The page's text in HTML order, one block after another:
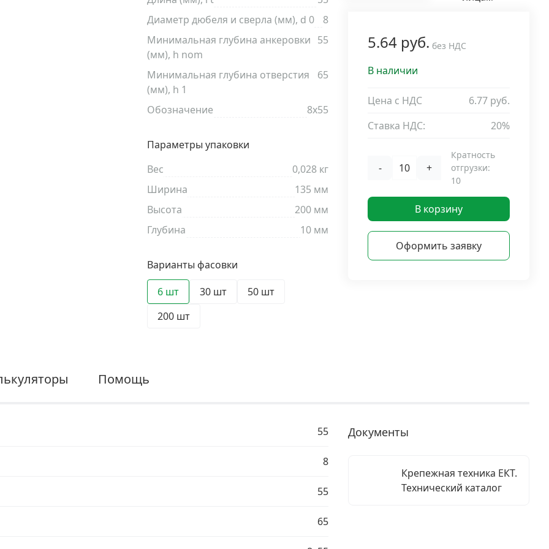
Диаметр дюбеля и сверла (мм), d 0
8
Минимальная глубина анкеровки
(мм), h nom
55
Минимальная глубина отверстия
(мм), h 1
65
Обозначение 8х55
Параметры упаковки
Вес
0,028 кг
Ширина
135 мм
Высота
200 мм
Глубина
10 мм
Варианты фасовки
6 шт
30 шт
50 шт
200 шт
5.64 руб. без НДС
В наличии
Цена с НДС
6.77 руб.
Ставка НДС:
20%
- +
Кратность
отгрузки:
10
В корзину
Оформить заявку
Помощь
55
8
55
65
Документы
Крепежная техника ЕКТ.
Технический каталог